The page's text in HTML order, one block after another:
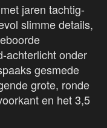
jaren tachtig-
slimme details,
achterlicht onder
gesmede
grote, ronde
en het 3,5